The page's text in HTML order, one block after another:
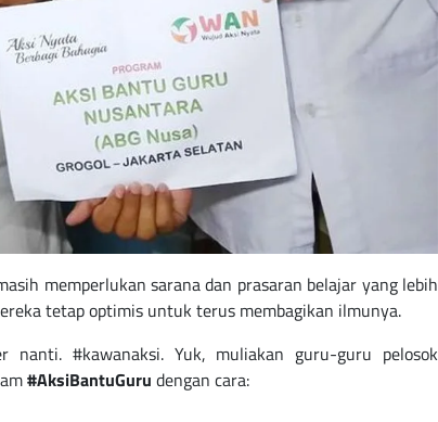
memperlukan sarana dan prasaran belajar yang lebih
tetap optimis untuk terus membagikan ilmunya.
#kawanaksi. Yuk, muliakan guru-guru pelosok
#AksiBantuGuru dengan cara: